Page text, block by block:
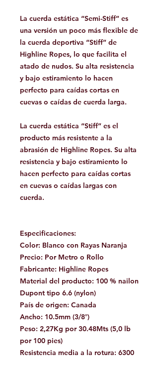
La cuerda estática “Semi-Stiff” es
una versión un poco más flexible de
la cuerda deportiva “Stiff” de
Highline Ropes, lo que facilita el
atado de nudos. Su alta resistencia
y bajo estiramiento lo hacen
perfecto para caídas cortas en
cuevas o caídas de cuerda larga.
La cuerda estática “Stiff” es el
producto más resistente a la
abrasión de Highline Ropes. Su alta
resistencia y bajo estiramiento lo
hacen perfecto para caídas cortas
en cuevas o caídas largas con
cuerda.
Especificaciones:
Color: Blanco con Rayas Naranja
Precio: Por Metro o Rollo
Fabricante: Highline Ropes
Material del producto: 100 % nailon
Dupont tipo 6.6 (nylon)
País de origen: Canada
Ancho: 10.5mm (3/8″)
Peso: 2,27Kg por 30.48Mts (5,0 lb
por 100 pies)
Resistencia media a la rotura: 6300